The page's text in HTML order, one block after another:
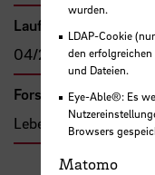
Laufzeit
04/2018 - 07/2021
Forschungs- und
Lebensqualität
wurden.
LDAP-Cookie
den
und Dateien.
Eye-Able®: Es
Browsers
Matomo